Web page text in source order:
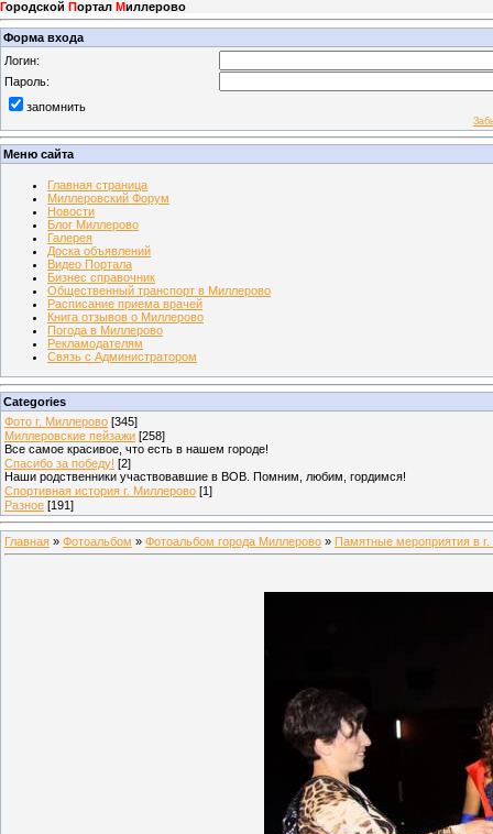
Городской Портал Миллерово
Форма входа
Логин:
Пароль:
запомнить
Меню сайта
Главная страница
Миллеровский Форум
Новости
Блог Миллерово
Галерея
Доска объявлений
Видео Портала
Бизнес справочник
Общественный транспорт в Миллерово
Расписание приема врачей
Книга отзывов о Миллерово
Погода в Миллерово
Рекламодателям
Связь с Администратором
Categories
Фото г. Миллерово [345]
Миллеровские пейзажи [258]
Все самое красивое, что есть в нашем городе!
Спасибо за победу! [2]
Наши родственники участвовавшие в ВОВ. Помним, любим, гордимся!
Спортивная история г. Миллерово [1]
Разное [191]
Главная » Фотоальбом » Фотоальбом города Миллерово » Памятные мероприятия в